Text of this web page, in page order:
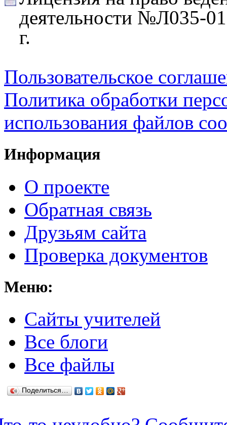
деятельности №Л035-
г.
Пользовательское
Политика обработки
использования файлов
Информация
О проекте
Обратная связь
Друзьям сайта
Проверка документов
Меню:
Cайты учителей
Все блоги
Все файлы
Поделиться…